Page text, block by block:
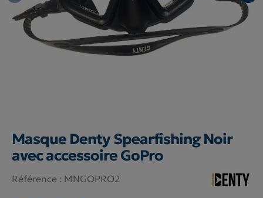
Masque Denty Spearfishing Noir
avec accessoire GoPro
Référence : MNGOPRO2